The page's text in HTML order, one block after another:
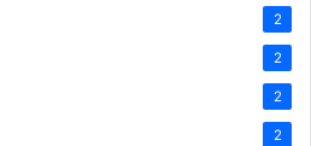
2
2
2
2